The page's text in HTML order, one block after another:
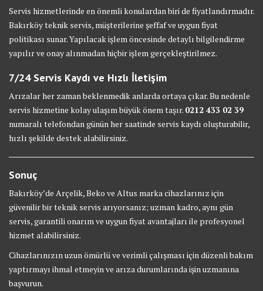
Servis hizmetlerinde en önemli konulardan biri de fiyatlandırmadır.
Bakırköy teknik servis, müşterilerine şeffaf ve uygun fiyat
politikası sunar. Yapılacak işlem öncesinde detaylı bilgilendirme
yapılır ve onay alınmadan hiçbir işlem gerçekleştirilmez.
7/24 Servis Kaydı ve Hızlı İletişim
Arızalar her zaman beklenmedik anlarda ortaya çıkar. Bu nedenle
servis hizmetine kolay ulaşım büyük önem taşır. 0212 433 02 39
numaralı telefondan günün her saatinde servis kaydı oluşturabilir,
hızlı şekilde destek alabilirsiniz.
Sonuç
Bakırköy’de Arçelik, Beko ve Altus marka cihazlarınız için
güvenilir bir teknik servis arıyorsanız; uzman kadro, aynı gün
servis, garantili onarım ve uygun fiyat avantajları ile profesyonel
hizmet alabilirsiniz.
Cihazlarınızın uzun ömürlü ve verimli çalışması için düzenli bakım
yaptırmayı ihmal etmeyin ve arıza durumlarında işin uzmanına
başvurun.